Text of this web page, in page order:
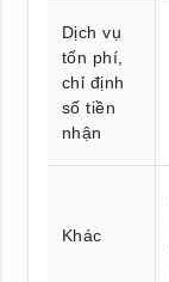
Dịch vụ
tốn phí,
chỉ định
số tiền
nhận
Khác